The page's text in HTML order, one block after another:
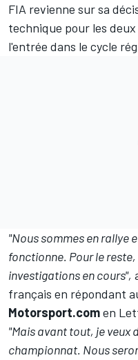
FIA revienne sur sa
technique pour les
l'entrée dans le cycle
"Nous sommes en rallye
fonctionne. Pour le
investigations en cours",
français en répondant
Motorsport.comen
"Mais avant tout, je veux
championnat. Nous